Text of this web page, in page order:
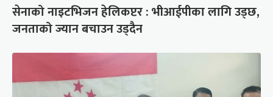
सेनाको नाइटभिजन हेलिकप्टर : भीआईपीका लागि उड्छ,
जनताको ज्यान बचाउन उड्दैन